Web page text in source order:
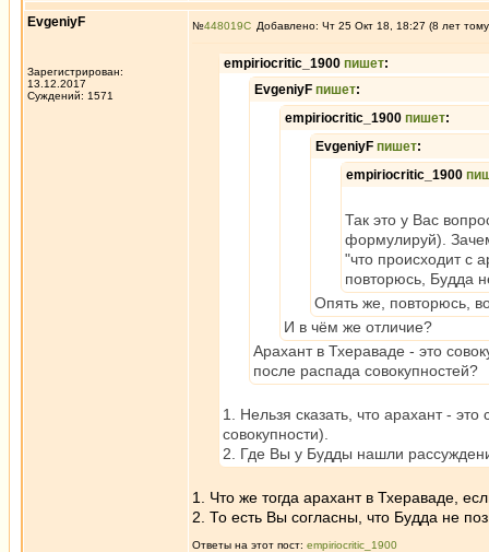
EvgeniyF
Зарегистрирован:
13.12.2017
Суждений: 1571
№448019 Добавлено: Чт 25 Окт 18, 18:27 (8 лет
empiriocritic_1900 пишет:
EvgeniyF пишет:
empiriocritic_1900 пишет:
EvgeniyF пишет:
empiriocritic_1900
Так это у Вас
формулируй).
"что происходит с
повторюсь, Будда
Опять же, повторюсь,
И в чём же отличие?
Арахант в Тхераваде - это
после распада совокупностей?
1. Нельзя сказать, что арахант -
совокупности).
2. Где Вы у Будды нашли
1. Что же тогда арахант в Тхераваде,
2. То есть Вы согласны, что Будда не
Ответы на этот пост: empiriocritic_1900